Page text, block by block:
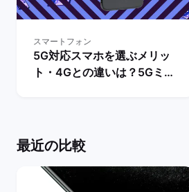
スマートフォン
5G対応スマホを選ぶメリッ
ト・4Gとの違いは？5Gミリ
最近の比較